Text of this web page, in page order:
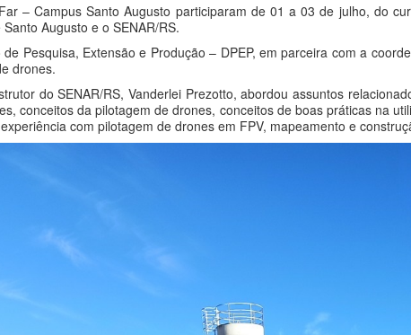
– Campus Santo Augusto participaram de 01 a 03 de julho, do
Augusto e o SENAR/RS.
Pesquisa, Extensão e Produção – DPEP, em parceira com a
drones.
do SENAR/RS, Vanderlei Prezotto, abordou assuntos
conceitos da pilotagem de drones, conceitos de boas práticas na
com pilotagem de drones em FPV, mapeamento e